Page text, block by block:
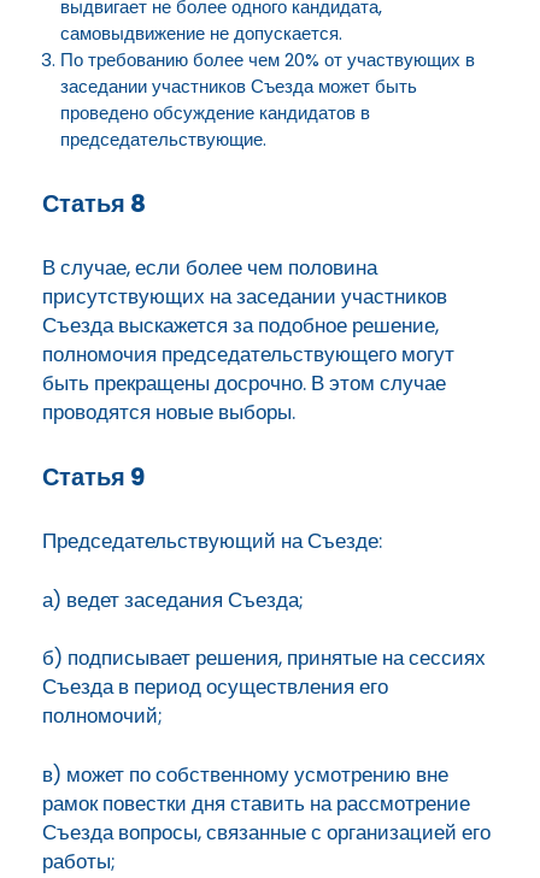
выдвигает не более одного кандидата,
самовыдвижение не допускается.
По требованию более чем 20% от участвующих в
заседании участников Съезда может быть
проведено обсуждение кандидатов в
председательствующие.
Статья 8
В случае, если более чем половина
присутствующих на заседании участников
Съезда выскажется за подобное решение,
полномочия председательствующего могут
быть прекращены досрочно. В этом случае
проводятся новые выборы.
Статья 9
Председательствующий на Съезде:
а) ведет заседания Съезда;
б) подписывает решения, принятые на сессиях
Съезда в период осуществления его
полномочий;
в) может по собственному усмотрению вне
рамок повестки дня ставить на рассмотрение
Съезда вопросы, связанные с организацией его
работы;